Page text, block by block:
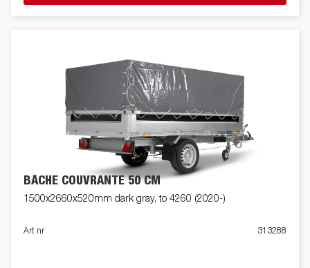
BÂCHE COUVRANTE 50 CM
1500x2660x520mm dark gray, to 4260 (2020-)
Art nr 313288